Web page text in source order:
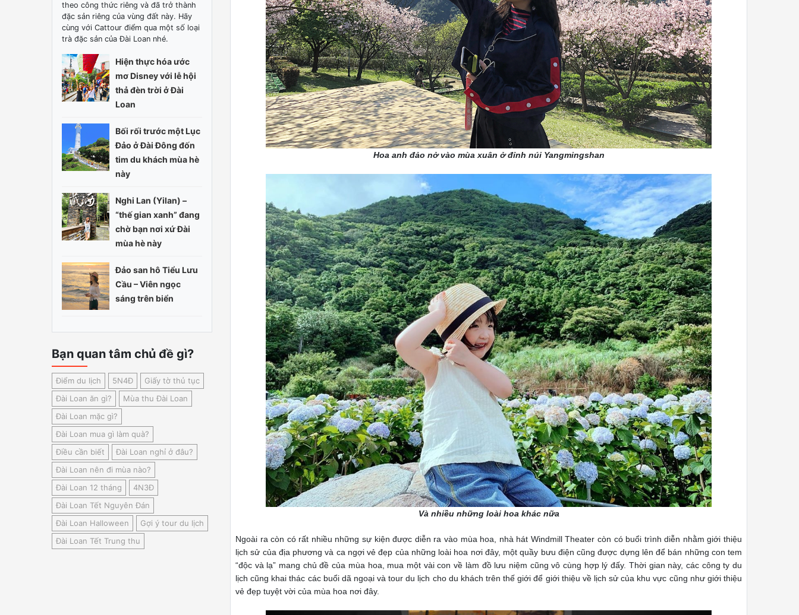
theo công thức riêng và đã trở thành
đặc sản riêng của vùng đất này. Hãy
cùng với Cattour điểm qua một số loại
trà đặc sản của Đài Loan nhé.
Hiện thực hóa ước
mơ Disney với lễ hội
thả đèn trời ở Đài
Loan
Bối rối trước một Lục
Đảo ở Đài Đông đốn
tim du khách mùa hè
này
Nghi Lan (Yilan) –
“thế gian xanh” đang
chờ bạn nơi xứ Đài
mùa hè này
Đảo san hô Tiểu Lưu
Cầu – Viên ngọc
sáng trên biển
Bạn quan tâm chủ đề gì?
Điểm du lịch 5N4Đ
Giấy tờ thủ tục
Đài Loan ăn gì?
Mùa thu Đài Loan
Đài Loan mặc gì?
Đài Loan mua gì làm quà?
Điều cần biết
Đài Loan nghỉ ở đâu?
Đài Loan nên đi mùa nào?
Đài Loan 12 tháng
4N3Đ
Đài Loan Tết Nguyên Đán
Đài Loan Halloween
Gợi ý tour du lịch
Đài Loan Tết Trung thu
Hoa anh đảo nở vào mùa xuân ở đỉnh núi Yangmingshan
Và nhiều những loài hoa khác nữa
Ngoài ra còn có rất nhiều những sự kiện được diễn ra vào mùa hoa, nhà hát Windmill Theater còn có buổi trình diễn nhằm giới thiệu
lịch sử của địa phương và ca ngợi vẻ đẹp của những loài hoa nơi đây, một quầy bưu điện cũng được dựng lên để bán những con tem
“độc và lạ” mang chủ đề của mùa hoa, mua một vài con về làm đồ lưu niệm cũng vô cùng hợp lý đấy. Thời gian này, các công ty du
lịch cũng khai thác các buổi dã ngoại và tour du lịch cho du khách trên thế giới để giới thiệu về lịch sử của khu vực cũng như giới thiệu
vẻ đẹp tuyệt vời của mùa hoa nơi đây.